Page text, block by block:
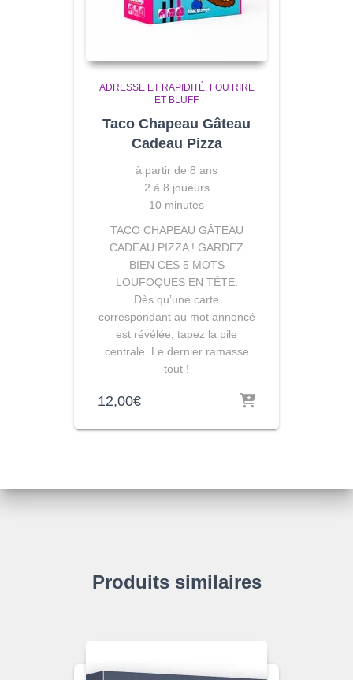
ADRESSE ET RAPIDITÉ FOU RIRE
ET BLUFF
Taco Chapeau Gâteau
Cadeau Pizza
à partir de 8 ans
2 à 8 joueurs
10 minutes
TACO CHAPEAU GÂTEAU
CADEAU PIZZA ! GARDEZ
BIEN CES 5 MOTS
LOUFOQUES EN TÊTE.
Dès qu’une carte
correspondant au mot annoncé
est révélée, tapez la pile
centrale. Le dernier ramasse
tout !
12,00€
Produits similaires